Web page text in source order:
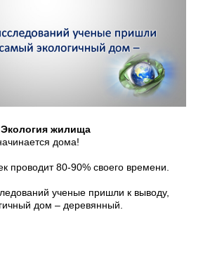
Экология жилища
дома!
проводит 80-90% своего времени.
ученые пришли к выводу,
дом – деревянный.